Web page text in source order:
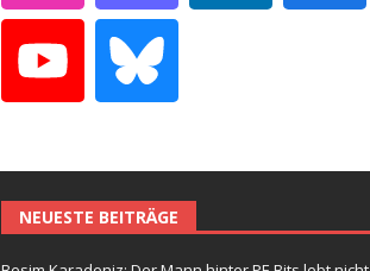
NEUESTE BEITRÄGE